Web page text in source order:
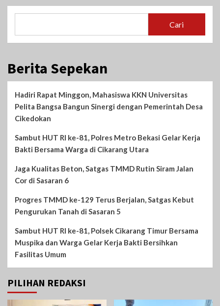
Cari
Berita Sepekan
Hadiri Rapat Minggon, Mahasiswa KKN Universitas
Pelita Bangsa Bangun Sinergi dengan Pemerintah Desa
Cikedokan
Sambut HUT RI ke-81, Polres Metro Bekasi Gelar Kerja
Bakti Bersama Warga di Cikarang Utara
Jaga Kualitas Beton, Satgas TMMD Rutin Siram Jalan
Cor di Sasaran 6
Progres TMMD ke-129 Terus Berjalan, Satgas Kebut
Pengurukan Tanah di Sasaran 5
Sambut HUT RI ke-81, Polsek Cikarang Timur Bersama
Muspika dan Warga Gelar Kerja Bakti Bersihkan
Fasilitas Umum
PILIHAN REDAKSI